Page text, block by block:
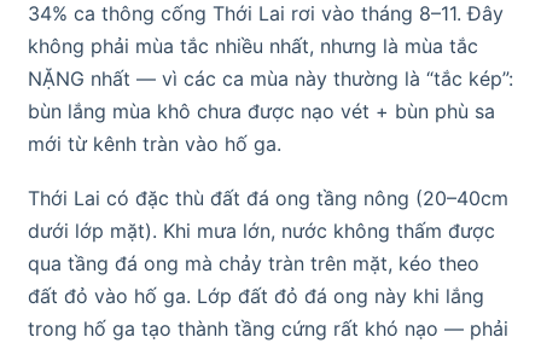
34% ca thông cống Thới Lai rơi vào tháng 8–11. Đây
không phải mùa tắc nhiều nhất, nhưng là mùa tắc
NẶNG nhất — vì các ca mùa này thường là “tắc kép”:
bùn lắng mùa khô chưa được nạo vét + bùn phù sa
mới từ kênh tràn vào hố ga.
Thới Lai có đặc thù đất đá ong tầng nông (20–40cm
dưới lớp mặt). Khi mưa lớn, nước không thấm được
qua tầng đá ong mà chảy tràn trên mặt, kéo theo
đất đỏ vào hố ga. Lớp đất đỏ đá ong này khi lắng
trong hố ga tạo thành tầng cứng rất khó nạo — phải